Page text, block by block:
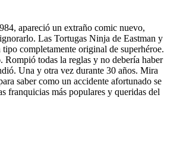
apareció un extraño comic nuevo,
Las Tortugas Ninja de Eastman y
completamente original de superhéroe.
Rompió todas la reglas y no debería haber
Una y otra vez durante 30 años. Mira
saber como un accidente afortunado se
franquicias más populares y queridas del